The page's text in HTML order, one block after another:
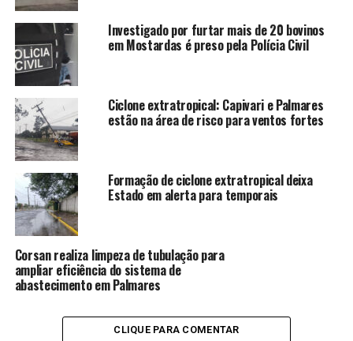
Investigado por furtar mais de 20 bovinos
em Mostardas é preso pela Polícia Civil
Ciclone extratropical: Capivari e Palmares
estão na área de risco para ventos fortes
Formação de ciclone extratropical deixa
Estado em alerta para temporais
Corsan realiza limpeza de tubulação para
ampliar eficiência do sistema de
abastecimento em Palmares
CLIQUE PARA COMENTAR